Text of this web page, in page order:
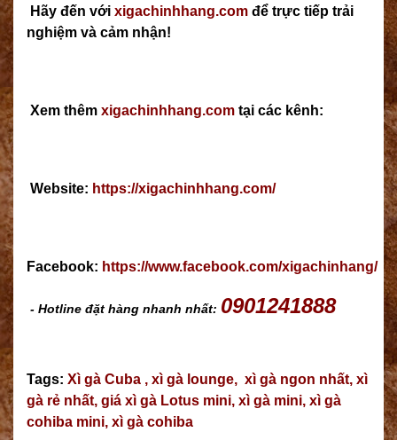
Hãy đến với xigachinhhang.com để trực tiếp trải
nghiệm và cảm nhận!
Xem thêm xigachinhhang.com tại các kênh:
Website: https://xigachinhhang.com/
Facebook: https://www.facebook.com/xigachinhang/
- Hotline đặt hàng nhanh nhất: 0901241888
Tags: Xì gà Cuba , xì gà lounge, xì gà ngon nhất, xì
gà rẻ nhất, giá xì gà Lotus mini, xì gà mini, xì gà
cohiba mini, xì gà cohiba